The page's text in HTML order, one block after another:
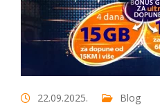
22.09.2025. Blog